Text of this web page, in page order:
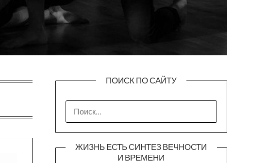
ПОИСК ПО САЙТУ
ЖИЗНЬ ЕСТЬ СИНТЕЗ ВЕЧНОСТИ
И ВРЕМЕНИ